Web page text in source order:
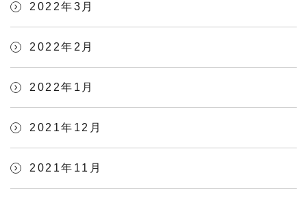
2022年3月
2022年2月
2022年1月
2021年12月
2021年11月